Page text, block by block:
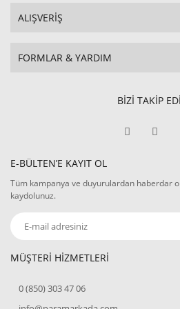
ALIŞVERİŞ
FORMLAR & YARDIM
BİZİ TAKİP
E-BÜLTEN’E KAYIT OL
Tüm kampanya ve duyurulardan haberdar
kaydolunuz.
MÜŞTERİ HİZMETLERİ
0 (850) 303 47 06